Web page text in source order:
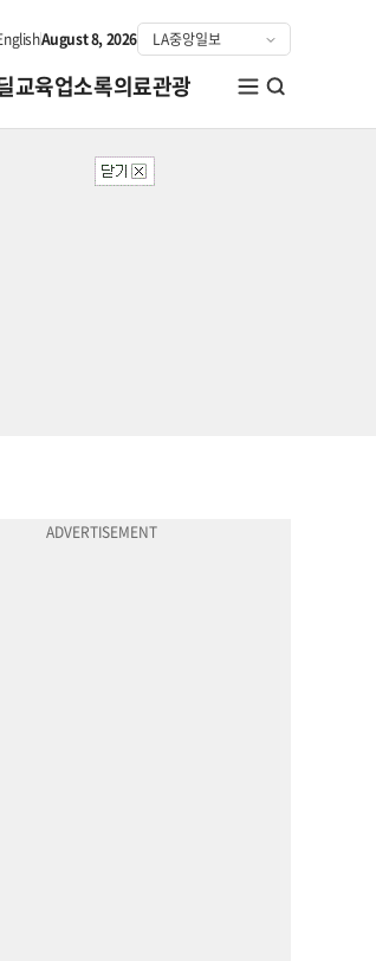
August 8, 2026
교육업소록의료관광